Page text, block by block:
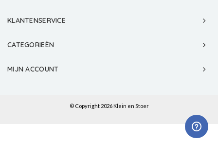
KLANTENSERVICE
CATEGORIEËN
MIJN ACCOUNT
© Copyright 2026 Klein en Stoer